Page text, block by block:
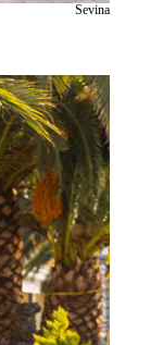
Sevina